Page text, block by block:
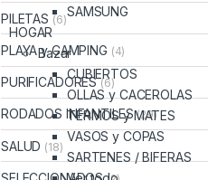
SAMSUNG
HOGAR
Bazar
CUBIERTOS
OLLAS y CACEROLAS
TERMOS y MATES
VASOS y COPAS
SARTENES / BIFERAS
PILETAS (6)
PLAYA y CAMPING (4)
PURIFICADORES(6)
RODADOS INFANTILES(29)
SALUD (18)